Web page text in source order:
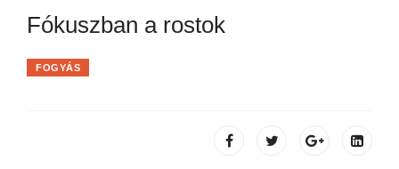
Fókuszban a rostok
FOGYÁS